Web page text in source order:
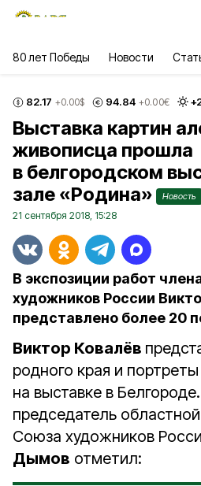
80 лет Победы Новости
82.17 +0.00$ 94.84 +0.00€ +
Выставка картин
живописца прошла
в белгородском
зале «Родина»
Новость
21 сентября 2018, 15:28
В экспозиции работ
художников России
представлено более 20
Виктор Ковалёв
родного края и
на выставке в
председатель
Союза художников
Дымов отметил: